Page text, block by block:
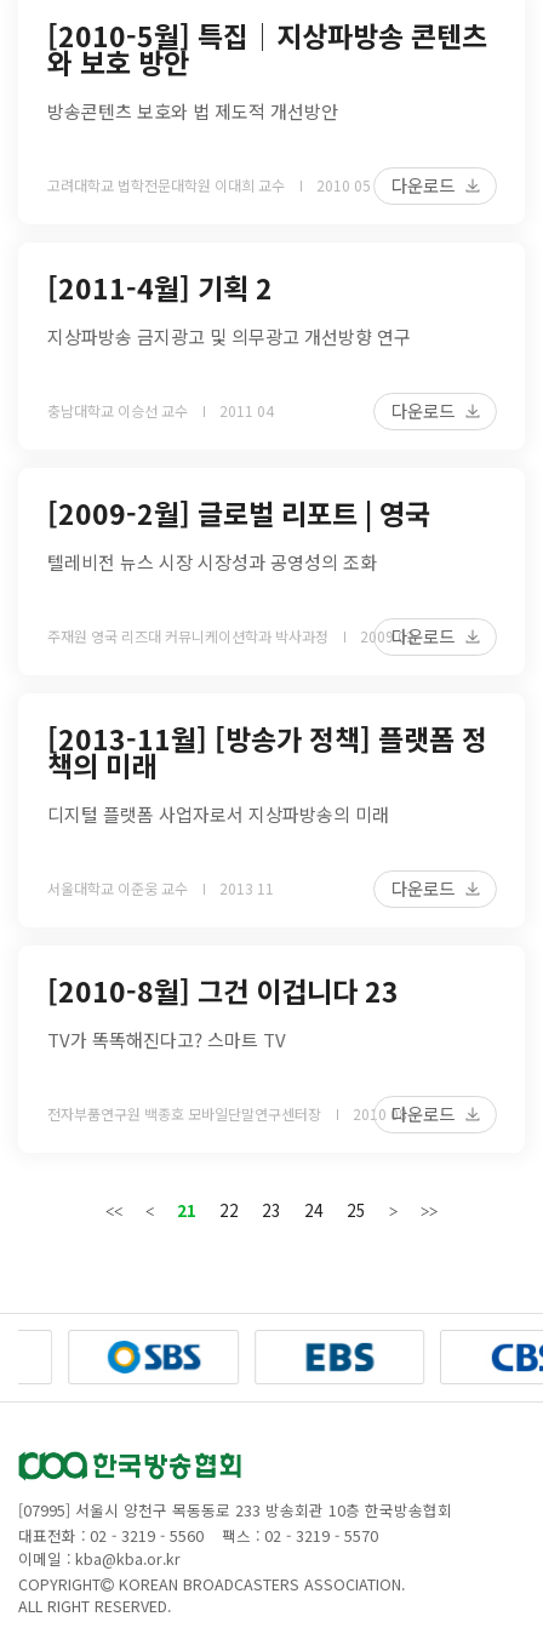
[2010-5월] 특집│지상파방송 콘텐츠
와 보호 방안
방송콘텐츠 보호와 법 제도적 개선방안
고려대학교 법학전문대학원 이대희 교수 2010 05 다운로드
[2011-4월] 기획 2
지상파방송 금지광고 및 의무광고 개선방향 연구
충남대학교 이승선 교수 2011 04 다운로드
[2009-2월] 글로벌 리포트 | 영국
텔레비전 뉴스 시장 시장성과 공영성의 조화
주재원 영국 리즈대 커뮤니케이션학과 박사과정 2009 02다운로드
[2013-11월] [방송가 정책] 플랫폼 정
책의 미래
디지털 플랫폼 사업자로서 지상파방송의 미래
서울대학교 이준웅 교수 2013 11 다운로드
[2010-8월] 그건 이겁니다 23
TV가 똑똑해진다고? 스마트 TV
전자부품연구원 백종호 모바일단말연구센터장 2010 08다운로드
21 22 23 24 25
[07995] 서울시 양천구 목동동로 233 방송회관 10층 한국방송협회
대표전화 : 02 - 3219 - 5560
팩스 : 02 - 3219 - 5570
이메일 : kba@kba.or.kr
COPYRIGHT
KOREAN BROADCASTERS ASSOCIATION.
ALL RIGHT RESERVED.